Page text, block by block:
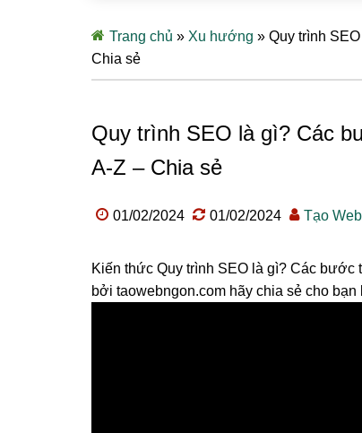
Trang chủ » Xu hướng » Quy trình
Chia sẻ
Quy trình SEO là gì? Các
A-Z – Chia sẻ
01/02/2024 01/02/2024 Tạo
Kiến thức Quy trình SEO là gì? Các
bởi taowebngon.com hãy chia sẻ cho